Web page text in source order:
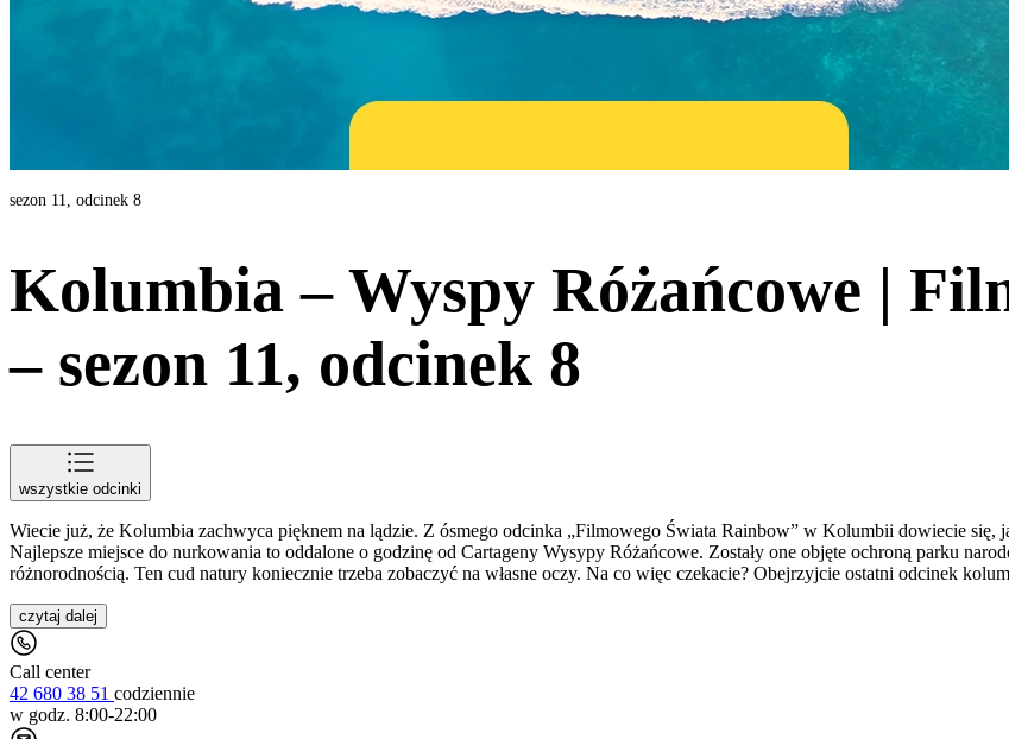
sezon 11, odcinek 8
Kolumbia – Wyspy Różańcowe |
– sezon 11, odcinek 8
wszystkie odcinki
Wiecie już, że Kolumbia zachwyca pięknem na lądzie. Z ósmego odcinka „Filmowego Świata Rainbow” w Kolumbii dowiecie się,
Najlepsze miejsce do nurkowania to oddalone o godzinę od Cartageny Wysypy Różańcowe. Zostały one objęte ochroną parku
różnorodnością. Ten cud natury koniecznie trzeba zobaczyć na własne oczy. Na co więc czekacie? Obejrzyjcie ostatni odcinek
czytaj dalej
Call center
42 680 38 51 codziennie
w godz. 8:00-22:00